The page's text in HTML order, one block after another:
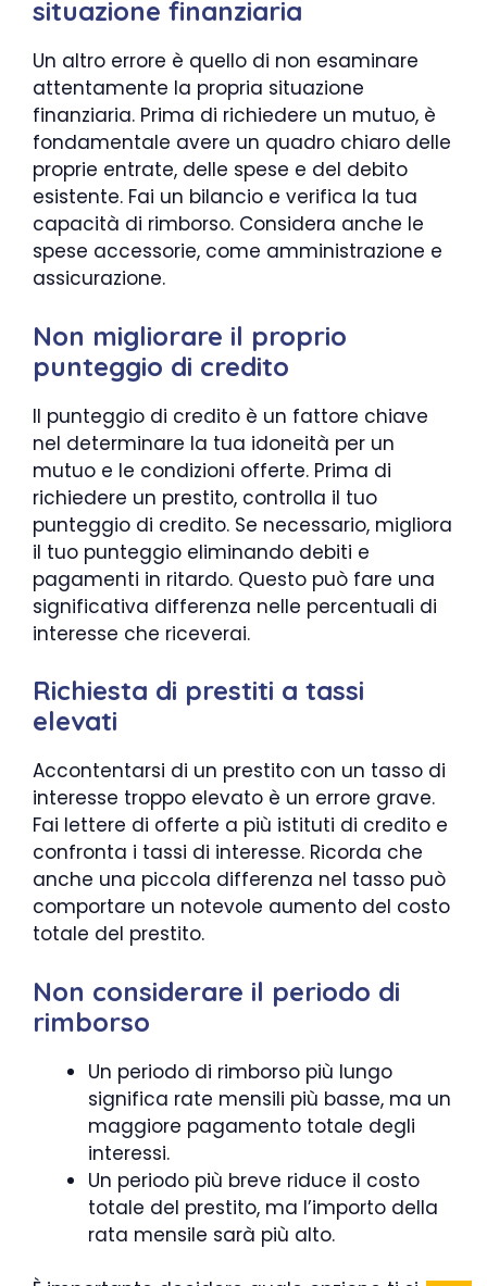
situazione finanziaria
Un altro errore è quello di non esaminare
attentamente la propria situazione
finanziaria. Prima di richiedere un mutuo, è
fondamentale avere un quadro chiaro delle
proprie entrate, delle spese e del debito
esistente. Fai un bilancio e verifica la tua
capacità di rimborso. Considera anche le
spese accessorie, come amministrazione e
assicurazione.
Non migliorare il proprio
punteggio di credito
Il punteggio di credito è un fattore chiave
nel determinare la tua idoneità per un
mutuo e le condizioni offerte. Prima di
richiedere un prestito, controlla il tuo
punteggio di credito. Se necessario, migliora
il tuo punteggio eliminando debiti e
pagamenti in ritardo. Questo può fare una
significativa differenza nelle percentuali di
interesse che riceverai.
Richiesta di prestiti a tassi
elevati
Accontentarsi di un prestito con un tasso di
interesse troppo elevato è un errore grave.
Fai lettere di offerte a più istituti di credito e
confronta i tassi di interesse. Ricorda che
anche una piccola differenza nel tasso può
comportare un notevole aumento del costo
totale del prestito.
Non considerare il periodo di
rimborso
Un periodo di rimborso più lungo
significa rate mensili più basse, ma un
maggiore pagamento totale degli
interessi.
Un periodo più breve riduce il costo
totale del prestito, ma l’importo della
rata mensile sarà più alto.